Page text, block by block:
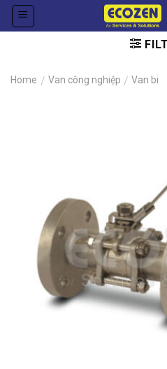
Skip
Home / Van công nghiệp / Van bi